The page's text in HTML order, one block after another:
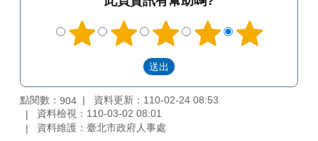
點閱數： 904
資料更新：110-02-24 08:53
資料檢視：110-03-02 08:01
資料維護：臺北市政府人事處